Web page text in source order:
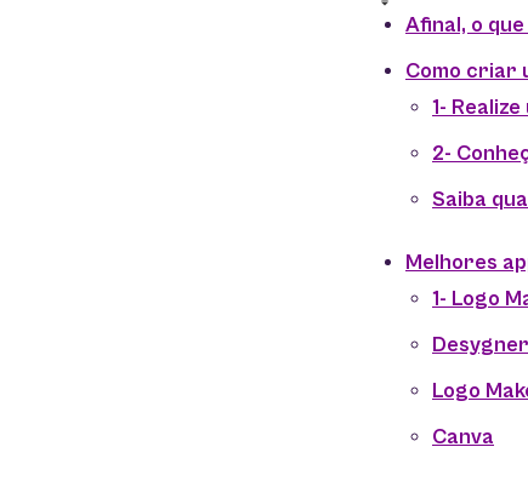
Afinal, o
Como criar
1-
2-
Saiba
Melhores
1- Logo
Desygner
Logo
Canva